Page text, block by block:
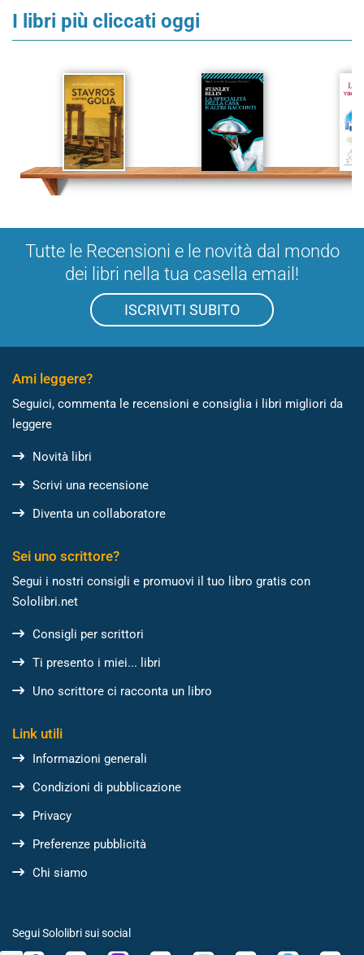
I libri più cliccati oggi
Tutte le Recensioni e le novità dal mondo
dei libri nella tua casella email!
ISCRIVITI SUBITO
Ami leggere?
Seguici, commenta le recensioni e consiglia i libri migliori da
leggere
Novità libri
Scrivi una recensione
Diventa un collaboratore
Sei uno scrittore?
Segui i nostri consigli e promuovi il tuo libro gratis con
Sololibri.net
Consigli per scrittori
Ti presento i miei... libri
Uno scrittore ci racconta un libro
Link utili
Informazioni generali
Condizioni di pubblicazione
Privacy
Preferenze pubblicità
Chi siamo
Segui Sololibri sui social